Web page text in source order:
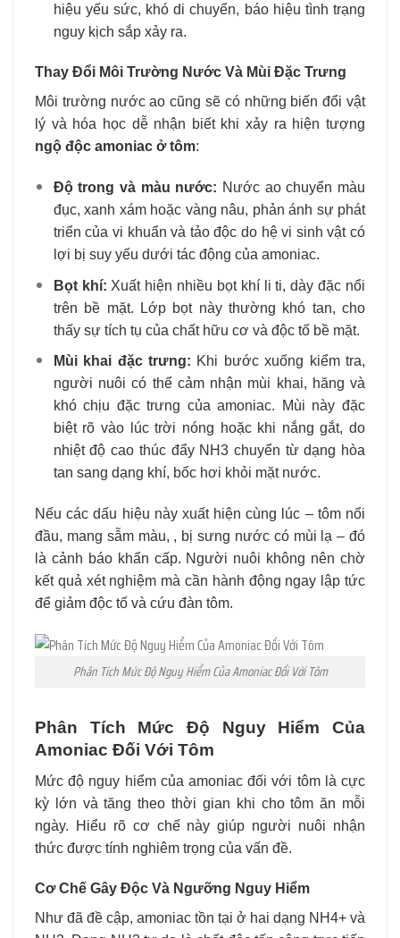
hiệu yếu sức, khó di chuyển, báo hiệu tình trạng
nguy kịch sắp xảy ra.
Thay Đổi Môi Trường Nước Và Mùi Đặc Trưng
Môi trường nước ao cũng sẽ có những biến đổi vật
lý và hóa học dễ nhận biết khi xảy ra hiện tượng
ngộ độc amoniac ở tôm:
Độ trong và màu nước: Nước ao chuyển màu
đục, xanh xám hoặc vàng nâu, phản ánh sự phát
triển của vi khuẩn và tảo độc do hệ vi sinh vật có
lợi bị suy yếu dưới tác động của amoniac.
Bọt khí: Xuất hiện nhiều bọt khí li ti, dày đặc nổi
trên bề mặt. Lớp bọt này thường khó tan, cho
thấy sự tích tụ của chất hữu cơ và độc tố bề mặt.
Mùi khai đặc trưng: Khi bước xuống kiểm tra,
người nuôi có thể cảm nhận mùi khai, hăng và
khó chịu đặc trưng của amoniac. Mùi này đặc
biệt rõ vào lúc trời nóng hoặc khi nắng gắt, do
nhiệt độ cao thúc đẩy NH3​ chuyển từ dạng hòa
tan sang dạng khí, bốc hơi khỏi mặt nước.
Nếu các dấu hiệu này xuất hiện cùng lúc – tôm nổi
đầu, mang sẫm màu, , bị sưng nước có mùi lạ – đó
là cảnh báo khẩn cấp. Người nuôi không nên chờ
kết quả xét nghiệm mà cần hành động ngay lập tức
để giảm độc tố và cứu đàn tôm.
Phân Tích Mức Độ Nguy Hiểm Của Amoniac Đối Với Tôm
Phân Tích Mức Độ Nguy Hiểm Của
Amoniac Đối Với Tôm
Mức độ nguy hiểm của amoniac đối với tôm là cực
kỳ lớn và tăng theo thời gian khi cho tôm ăn mỗi
ngày. Hiểu rõ cơ chế này giúp người nuôi nhận
thức được tính nghiêm trọng của vấn đề.
Cơ Chế Gây Độc Và Ngưỡng Nguy Hiểm
Như đã đề cập, amoniac tồn tại ở hai dạng NH4+​ và